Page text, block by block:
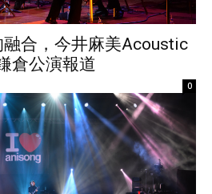
合，今井麻美Acoustic
倉公演報道
0